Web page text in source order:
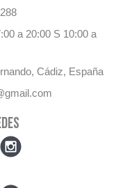
a 20:00 S 10:00 a
Cádiz, España